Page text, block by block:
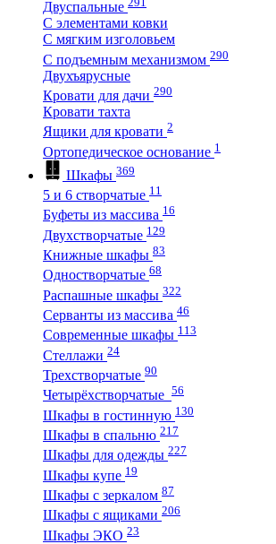
Двуспальные
С элементами ковки
С мягким изголовьем
С подъемным механизмом 290
Двухъярусные
Кровати для дачи 290
Кровати тахта
Ящики для кровати 2
Ортопедическое основание 1
Шкафы 369
5 и 6 створчатые 11
Буфеты из массива 16
Двухстворчатые 129
Книжные шкафы 83
Одностворчатые 68
Распашные шкафы 322
Серванты из массива 46
Современные шкафы 113
Стеллажи 24
Трехстворчатые 90
Четырёхстворчатые 56
Шкафы в гостинную 130
Шкафы в спальню 217
Шкафы для одежды 227
Шкафы купе 19
Шкафы с зеркалом 87
Шкафы с ящиками 206
Шкафы ЭКО 23